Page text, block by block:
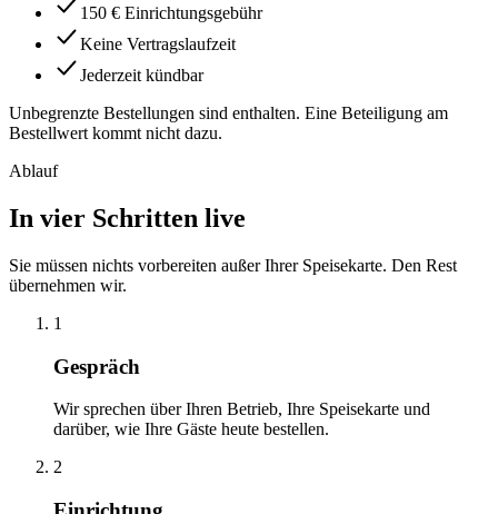
150 € Einrichtungsgebühr
Keine Vertragslaufzeit
Jederzeit kündbar
Unbegrenzte Bestellungen sind enthalten. Eine Beteiligung am
Bestellwert kommt nicht dazu.
Ablauf
In vier Schritten live
Sie müssen nichts vorbereiten außer Ihrer Speisekarte. Den Rest
übernehmen wir.
1
Gespräch
Wir sprechen über Ihren Betrieb, Ihre Speisekarte und
darüber, wie Ihre Gäste heute bestellen.
2